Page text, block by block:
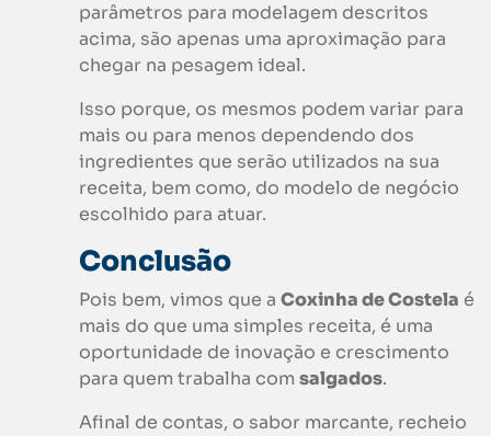
parâmetros para modelagem descritos
acima, são apenas uma aproximação para
chegar na pesagem ideal.
Isso porque, os mesmos podem variar para
mais ou para menos dependendo dos
ingredientes que serão utilizados na sua
receita, bem como, do modelo de negócio
escolhido para atuar.
Conclusão
Pois bem, vimos que a Coxinha de Costela é
mais do que uma simples receita, é uma
oportunidade de inovação e crescimento
para quem trabalha com salgados.
Afinal de contas, o sabor marcante, recheio